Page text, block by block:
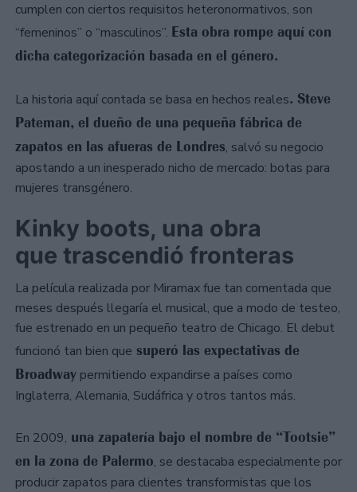
cumplen con ciertos requisitos heteronormativos, son
“femeninos” o “masculinos”. Esta obra rompe aquí con
dicha categorización basada en el género.
La historia aquí contada se basa en hechos reales. Steve
Pateman, el dueño de una pequeña fábrica de
zapatos en las afueras de Londres, salvó su negocio
apostando a un inesperado nicho de mercado: botas para
mujeres transgénero.
Kinky boots, una obra
que trascendió fronteras
La película realizada por Miramax fue tan comentada que
meses después llegaría el musical, que a modo de testeo,
fue estrenado en un pequeño teatro de Chicago. El debut
funcionó tan bien que superó las expectativas de
Broadway permitiendo expandirse a países como
Inglaterra, Alemania, Sudáfrica y otros tantos más.
En 2009, una zapatería bajo el nombre de “Tootsie”
en la zona de Palermo, se destacaba especialmente por
producir zapatos para clientes transformistas que los